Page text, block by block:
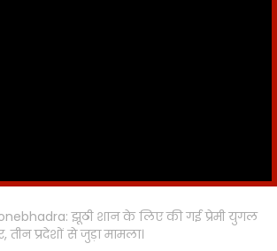
झूठी शान के लिए की गई प्रेमी युगल
तीन प्रदेशों से जुड़ा मामला।